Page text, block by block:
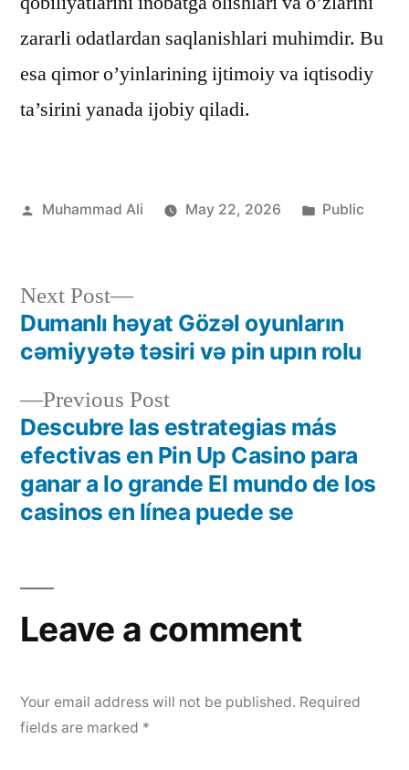
zararli odatlardan saqlanishlari muhimdir. Bu
esa qimor o’yinlarining ijtimoiy va iqtisodiy
ta’sirini yanada ijobiy qiladi.
Muhammad Ali May 22, 2026 Public
Previous Post
Descubre las estrategias más
efectivas en Pin Up Casino para
ganar a lo grande El mundo de los
casinos en línea puede se
Next Post
Dumanlı həyat Gözəl oyunların
cəmiyyətə təsiri və pin upın rolu
Leave a comment
Your email address will not be published. Required
fields are marked *